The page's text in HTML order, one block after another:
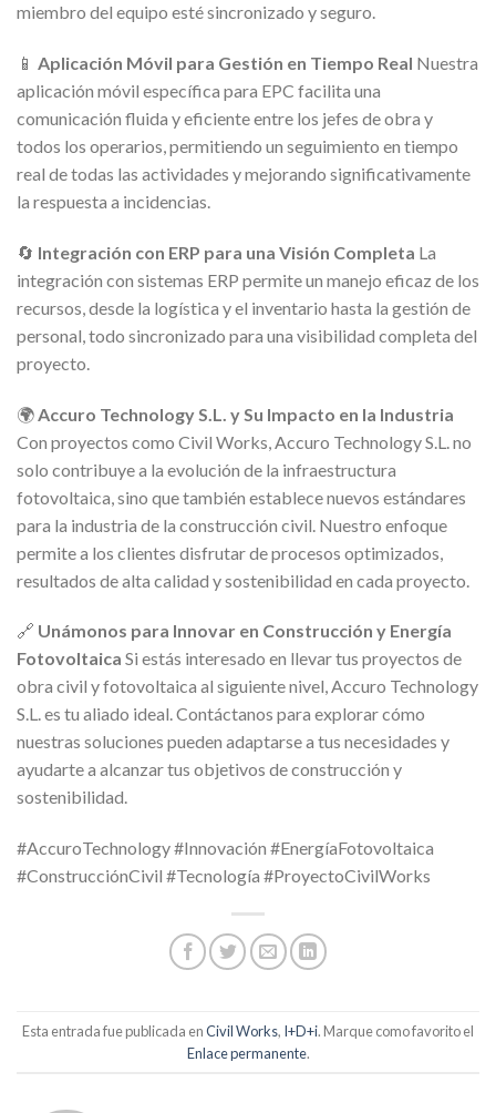
miembro del equipo esté sincronizado y seguro.
📱 Aplicación Móvil para Gestión en Tiempo Real Nuestra
aplicación móvil específica para EPC facilita una
comunicación fluida y eficiente entre los jefes de obra y
todos los operarios, permitiendo un seguimiento en tiempo
real de todas las actividades y mejorando significativamente
la respuesta a incidencias.
🔄 Integración con ERP para una Visión Completa La
integración con sistemas ERP permite un manejo eficaz de los
recursos, desde la logística y el inventario hasta la gestión de
personal, todo sincronizado para una visibilidad completa del
proyecto.
🌍 Accuro Technology S.L. y Su Impacto en la Industria
Con proyectos como Civil Works, Accuro Technology S.L. no
solo contribuye a la evolución de la infraestructura
fotovoltaica, sino que también establece nuevos estándares
para la industria de la construcción civil. Nuestro enfoque
permite a los clientes disfrutar de procesos optimizados,
resultados de alta calidad y sostenibilidad en cada proyecto.
🔗 Unámonos para Innovar en Construcción y Energía
Fotovoltaica Si estás interesado en llevar tus proyectos de
obra civil y fotovoltaica al siguiente nivel, Accuro Technology
S.L. es tu aliado ideal. Contáctanos para explorar cómo
nuestras soluciones pueden adaptarse a tus necesidades y
ayudarte a alcanzar tus objetivos de construcción y
sostenibilidad.
#AccuroTechnology #Innovación #EnergíaFotovoltaica
#ConstrucciónCivil #Tecnología #ProyectoCivilWorks
Esta entrada fue publicada enCivil Works, I+D+i. Marque como favorito el
Enlace permanente.